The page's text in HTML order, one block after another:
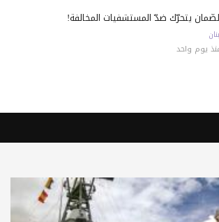
يتحرّك ضدّ المستشفيات المخالفة!
يوم واحد